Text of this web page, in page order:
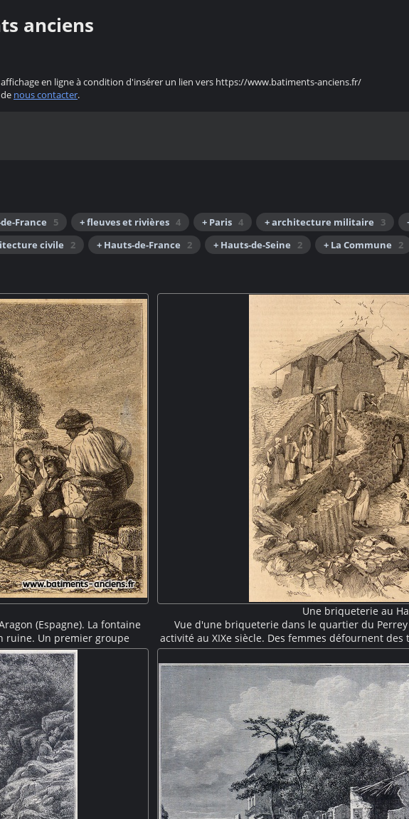
anciens
en ligne à condition d'insérer un lien vers https://www.batiments-anciens.fr/
nous contacter.
France 5 + fleuves et rivières 4 + Paris 4 + architecture militaire 3
civile 2 + Hauts-de-France 2 + Hauts-de-Seine 2 + La Commune 2
(Espagne). La fontaine
ruine. Un premier groupe
cruche. A droite, un homme
de ces femmes en habits
a été réalisée d'après
Une briqueterie au
Vue d'une briqueterie dans le quartier du
activité au XIXe siècle. Des femmes défournent
le four. Elles vont et vienne sur une petit sentier
tomettes ratées dans une décharge. On
Quelques mouettes dans le ciel